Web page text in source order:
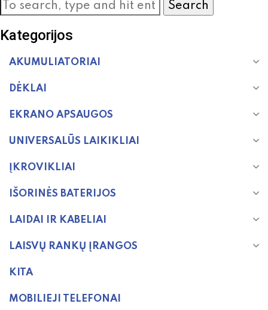
Search
Kategorijos
AKUMULIATORIAI
DĖKLAI
EKRANO APSAUGOS
UNIVERSALŪS LAIKIKLIAI
ĮKROVIKLIAI
IŠORINĖS BATERIJOS
LAIDAI IR KABELIAI
LAISVŲ RANKŲ ĮRANGOS
KITA
MOBILIEJI TELEFONAI